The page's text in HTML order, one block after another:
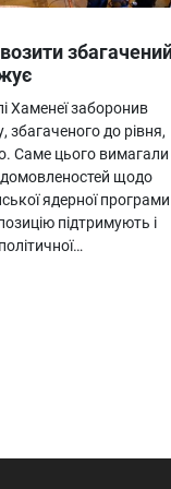
Хаменеї заборонив
збагаченого до рівня,
Саме цього вимагали
щодо
ядерної
підтримують і